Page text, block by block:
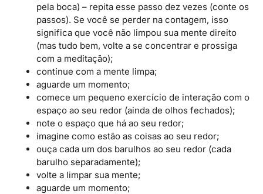
pela boca) – repita esse passo dez vezes (conte os
passos). Se você se perder na contagem, isso
significa que você não limpou sua mente direito
(mas tudo bem, volte a se concentrar e prossiga
com a meditação);
continue com a mente limpa;
aguarde um momento;
comece um pequeno exercício de interação com o
espaço ao seu redor (ainda de olhos fechados);
note o espaço que há ao seu redor;
imagine como estão as coisas ao seu redor;
ouça cada um dos barulhos ao seu redor (cada
barulho separadamente);
volte a limpar sua mente;
aguarde um momento;